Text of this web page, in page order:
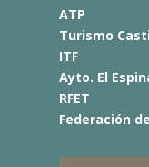
ATP
Turismo
ITF
Ayto. El
RFET
Federación